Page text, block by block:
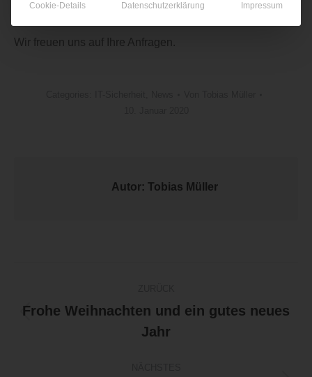
Wir freuen uns auf Ihre Anfragen.
Autor: Tobias Müller
Beitrag:
Frohe Weihnachten und ein gutes neues
Jahr
Cookie-Details Datenschutzerklärung Impressum